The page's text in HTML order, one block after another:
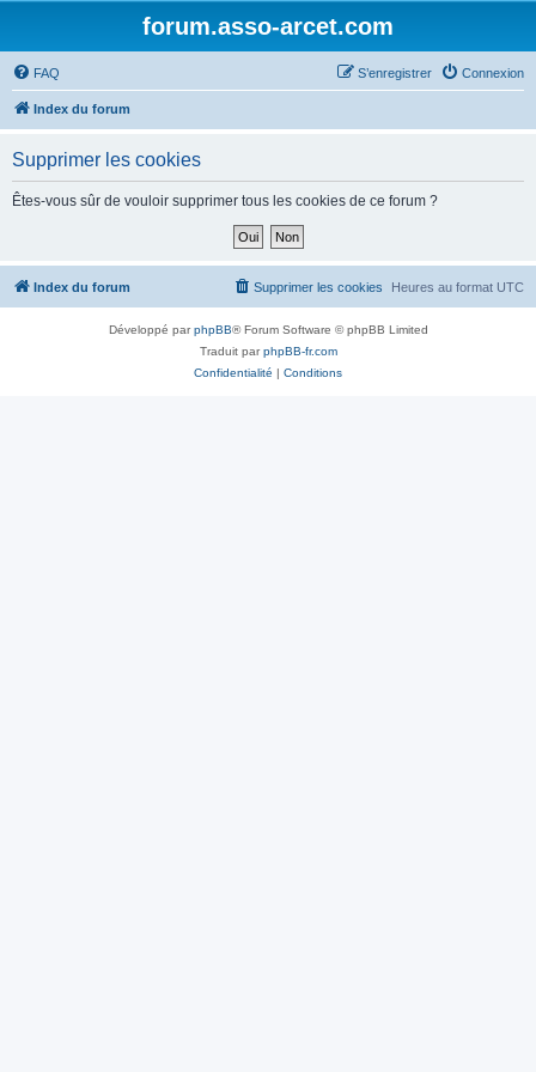
forum.asso-arcet.com
FAQ Connexion
S’enregistrer
Index du forum
Supprimer les cookies
Êtes-vous sûr de vouloir supprimer tous les cookies de ce forum ?
Index du forum Heures au format UTC
Supprimer les cookies
Développé parphpBB® Forum Software © phpBB Limited
Traduit parphpBB-fr.com
Confidentialité | Conditions